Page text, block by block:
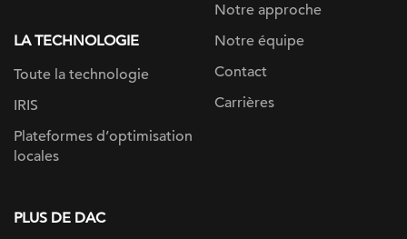
LA TECHNOLOGIE
Toute la technologie
IRIS
Plateformes d’optimisation
locales
Notre approche
Notre équipe
Contact
Carrières
PLUS DE DAC